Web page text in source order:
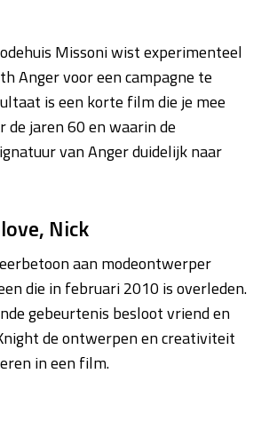
Missoni wist experimenteel
Anger voor een campagne te
is een korte film die je mee
de jaren 60 en waarin de
van Anger duidelijk naar
Nick
aan modeontwerper
die in februari 2010 is overleden.
gebeurtenis besloot vriend en
de ontwerpen en creativiteit
in een film.